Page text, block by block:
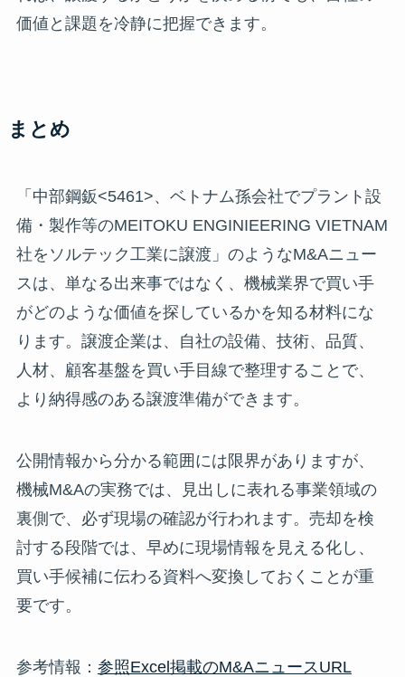
価値と課題を冷静に把握できます。
まとめ
「中部鋼鈑<5461>、ベトナム孫会社でプラント設
備・製作等のMEITOKU ENGINIEERING VIETNAM
社をソルテック工業に譲渡」のようなM&Aニュー
スは、単なる出来事ではなく、機械業界で買い手
がどのような価値を探しているかを知る材料にな
ります。譲渡企業は、自社の設備、技術、品質、
人材、顧客基盤を買い手目線で整理することで、
より納得感のある譲渡準備ができます。
公開情報から分かる範囲には限界がありますが、
機械M&Aの実務では、見出しに表れる事業領域の
裏側で、必ず現場の確認が行われます。売却を検
討する段階では、早めに現場情報を見える化し、
買い手候補に伝わる資料へ変換しておくことが重
要です。
参考情報： 参照Excel掲載のM&AニュースURL